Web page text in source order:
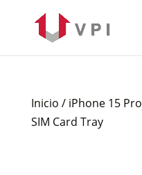
Inicio / iPhone 15 Pro
SIM Card Tray